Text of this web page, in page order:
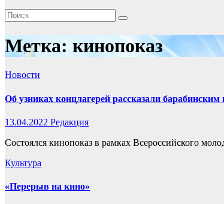
Метка: кинопоказ
Новости
Об узниках концлагерей рассказали
13.04.2022 Редакция
Состоялся кинопоказ в рамках Всероссийского
Культура
«Перерыв на кино»